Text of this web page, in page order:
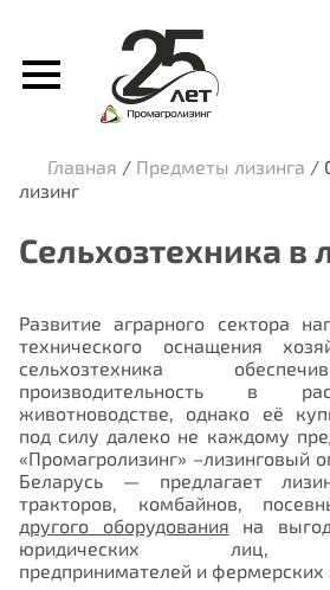
Главная / Предметы лизинга /
лизинг
Сельхозтехника в
Развитие аграрного сектора
технического оснащения
сельхозтехника
производительность в
животноводстве, однако её
под силу далеко не каждому
«Промагролизинг» –лизинговый
Беларусь — предлагает
тракторов, комбайнов,
другого оборудования на
юридических лиц,
предпринимателей и фермерских